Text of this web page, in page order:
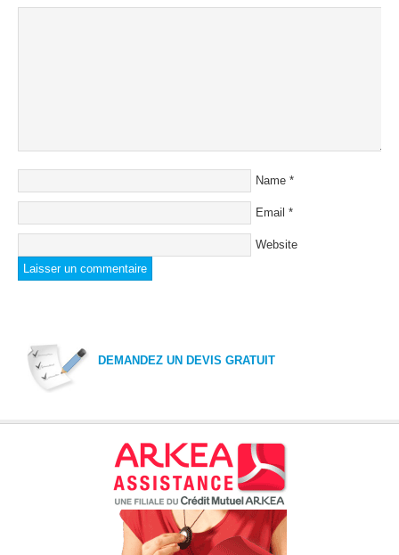
Name *
Email *
Website
DEMANDEZ UN DEVIS GRATUIT